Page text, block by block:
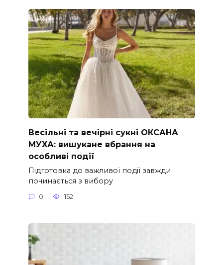
Весільні та вечірні сукні ОКСАНА
МУХА: вишукане вбрання на
особливі події
Підготовка до важливої події завжди
починається з вибору
0 152